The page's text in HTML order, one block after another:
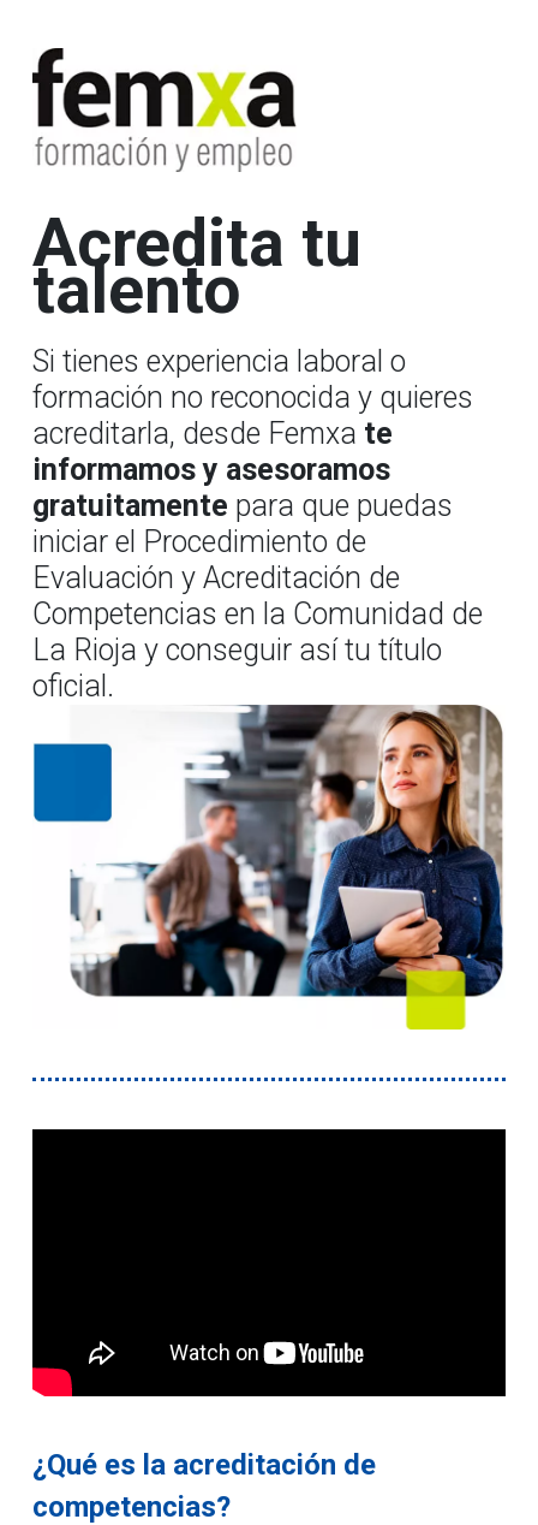
Acredita tu
talento
Si tienes experiencia laboral o
formación no reconocida y quieres
acreditarla, desde Femxa te
informamos y asesoramos
gratuitamente para que puedas
iniciar el Procedimiento de
Evaluación y Acreditación de
Competencias en la Comunidad de
La Rioja y conseguir así tu título
oficial.
¿Qué es la acreditación de
competencias?